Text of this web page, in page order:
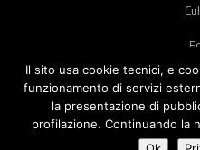
Il sito usa cookie tecnici, e
funzionamento di servizi
la presentazione di
profilazione. Continuando la